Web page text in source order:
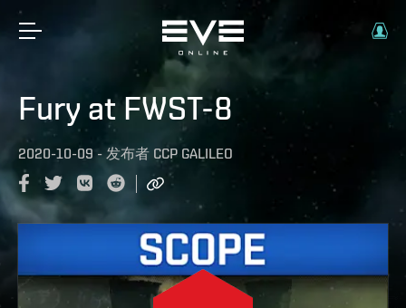
Fury at FWST-8
2020-10-09 - 发布者 CCP GALILEO